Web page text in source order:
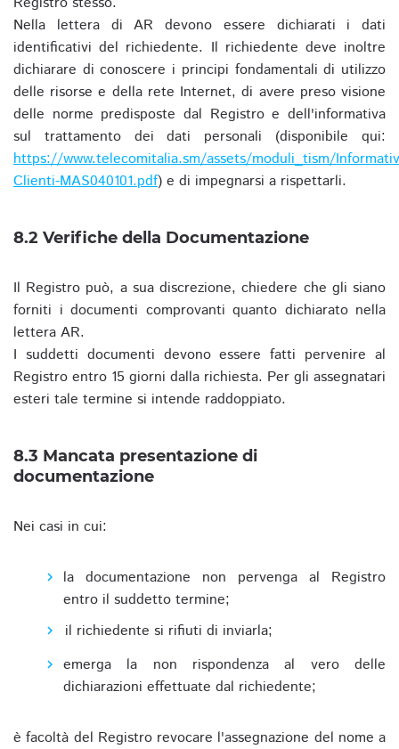
Nella lettera di AR devono essere dichiarati i dati
identificativi del richiedente. Il richiedente deve inoltre
dichiarare di conoscere i principi fondamentali di utilizzo
delle risorse e della rete Internet, di avere preso visione
delle norme predisposte dal Registro e dell'informativa
sul trattamento dei dati personali (disponibile qui:
https://www.telecomitalia.sm/assets/moduli_tism/
Clienti-MAS040101.pdf) e di impegnarsi a rispettarli.
8.2 Verifiche della Documentazione
Il Registro può, a sua discrezione, chiedere che gli siano
forniti i documenti comprovanti quanto dichiarato nella
lettera AR.
I suddetti documenti devono essere fatti pervenire al
Registro entro 15 giorni dalla richiesta. Per gli assegnatari
esteri tale termine si intende raddoppiato.
8.3 Mancata presentazione di
documentazione
Nei casi in cui:
la documentazione non pervenga al Registro
entro il suddetto termine;
il richiedente si rifiuti di inviarla;
emerga la non rispondenza al vero delle
dichiarazioni effettuate dal richiedente;
è facoltà del Registro revocare l'assegnazione del nome a